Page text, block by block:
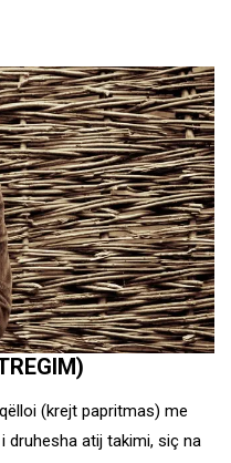
(krejt papritmas) me
druhesha atij takimi, siç na